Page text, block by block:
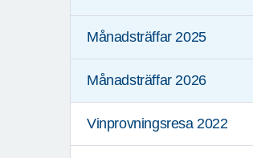
Månadsträffar 2025
Månadsträffar 2026
Vinprovningsresa 2022